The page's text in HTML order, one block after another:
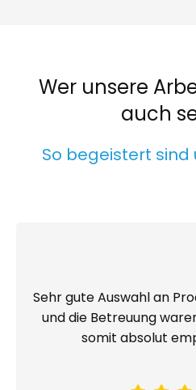
Wer unsere
auch
So begeistert sind
Sehr gute Auswahl an
und die Betreuung
somit absolut